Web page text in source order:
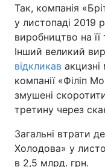
Так, компанія
у листопаді 2019
виробництво на
Інший великий
відкликав
компанії «Філіп
змушені
третину через
Загальні втрати
Холодова» у
в 2,5 млрд. грн.